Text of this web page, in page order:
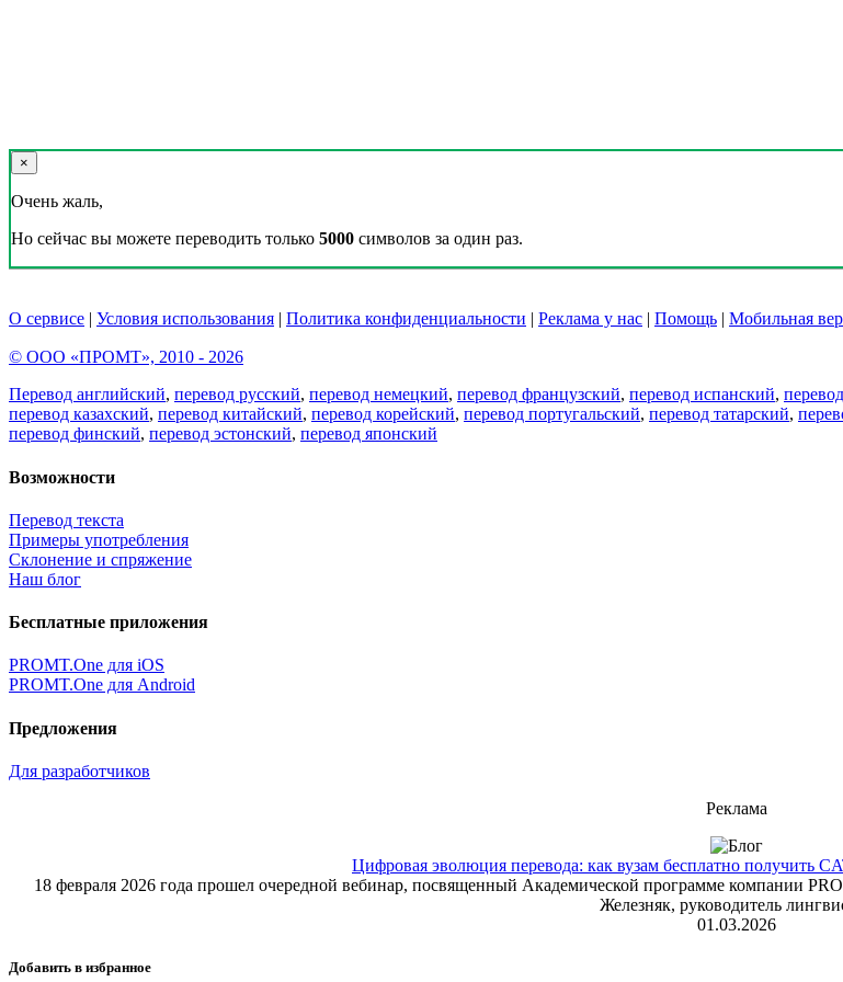
×
Очень жаль,
Но сейчас вы можете переводить только 5000 символов за один раз.
О сервисе | Условия использования | Политика конфиденциальности | Реклама у нас | Помощь | Мобильная
© ООО «ПРОМТ», 2010 - 2026
Перевод английский, перевод русский, перевод немецкий, перевод французский, перевод испанский,
перевод казахский, перевод китайский, перевод корейский, перевод португальский, перевод татарский,
перевод финский, перевод эстонский, перевод японский
Возможности
Перевод текста
Примеры употребления
Склонение и спряжение
Наш блог
Бесплатные приложения
PROMT.One для iOS
PROMT.One для Android
Предложения
Для разработчиков
Реклама
Цифровая эволюция перевода: как вузам бесплатно получить
18 февраля 2026 года прошел очередной вебинар, посвященный Академической программе компании
Железняк, руководитель
01.03.2026
Добавить в избранное